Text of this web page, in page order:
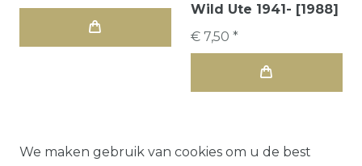
Wild Ute 1941- [1988]
€ 7,50 *
We maken gebruik van cookies om u de best